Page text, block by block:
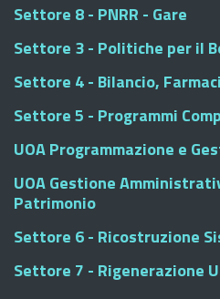
Settore 8 - PNRR - Gare
Settore 3 - Politiche per il
Settore 4 - Bilancio,
Settore 5 - Programmi
UOA Programmazione e
UOA Gestione
Patrimonio
Settore 6 - Ricostruzione
Settore 7 - Rigenerazione